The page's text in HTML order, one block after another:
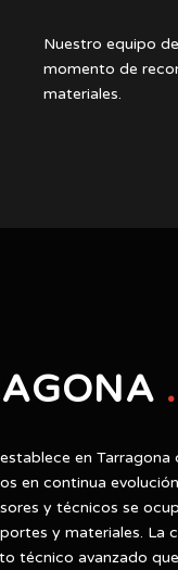
Nuestro equipo
momento de
materiales.
.
en Tarragona
en continua
y técnicos se
y materiales. La
técnico avanzado